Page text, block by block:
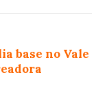
base no Vale